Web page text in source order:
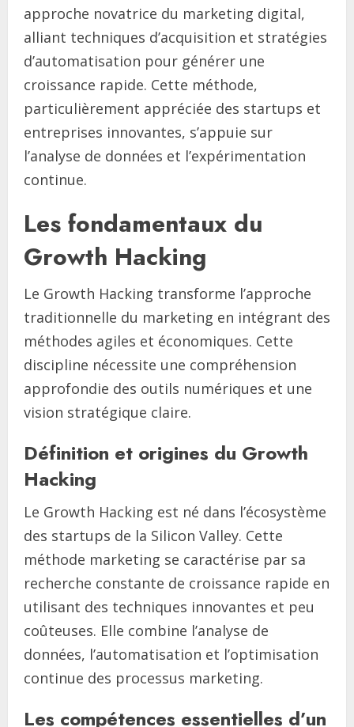
approche novatrice du marketing digital,
alliant techniques d’acquisition et stratégies
d’automatisation pour générer une
croissance rapide. Cette méthode,
particulièrement appréciée des startups et
entreprises innovantes, s’appuie sur
l’analyse de données et l’expérimentation
continue.
Les fondamentaux du
Growth Hacking
Le Growth Hacking transforme l’approche
traditionnelle du marketing en intégrant des
méthodes agiles et économiques. Cette
discipline nécessite une compréhension
approfondie des outils numériques et une
vision stratégique claire.
Définition et origines du Growth
Hacking
Le Growth Hacking est né dans l’écosystème
des startups de la Silicon Valley. Cette
méthode marketing se caractérise par sa
recherche constante de croissance rapide en
utilisant des techniques innovantes et peu
coûteuses. Elle combine l’analyse de
données, l’automatisation et l’optimisation
continue des processus marketing.
Les compétences essentielles d’un